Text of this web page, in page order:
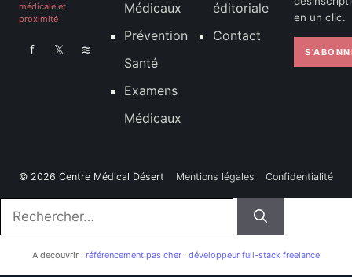
médicale et
proximité
f 𝕏 ≋
Médicaux
Prévention
Santé
Examens
Médicaux
éditoriale
Contact
en un clic.
© 2026 Centre Médical Désert Mentions légales Confidentialité
A decouvrir : référencement pas cher · développeur full-stack freelance